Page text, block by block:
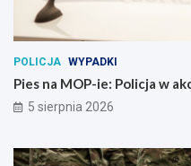
POLICJA WYPADKI
Pies na MOP-ie: Policja w
5 sierpnia 2026